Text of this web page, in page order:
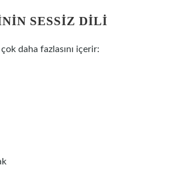
SESSIZ DILI
daha fazlasını içerir: